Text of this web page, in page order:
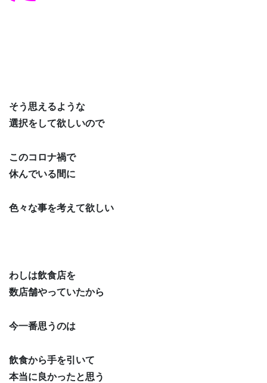
そう思えるような
選択をして欲しいので
このコロナ禍で
休んでいる間に
色々な事を考えて欲しい
わしは飲食店を
数店舗やっていたから
今一番思うのは
飲食から手を引いて
本当に良かったと思う